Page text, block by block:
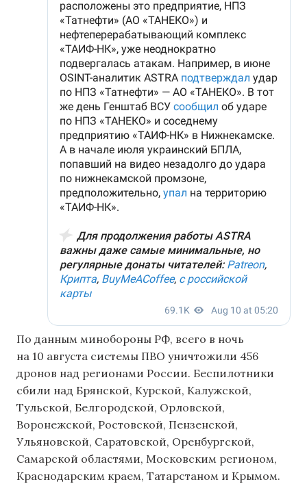
По данным минобороны РФ, всего в ночь
на 10 августа системы ПВО уничтожили 456
дронов над регионами России. Беспилотники
сбили над Брянской, Курской, Калужской,
Тульской, Белгородской, Орловской,
Воронежской, Ростовской, Пензенской,
Ульяновской, Саратовской, Оренбургской,
Самарской областями, Московским регионом,
Краснодарским краем, Татарстаном и Крымом.